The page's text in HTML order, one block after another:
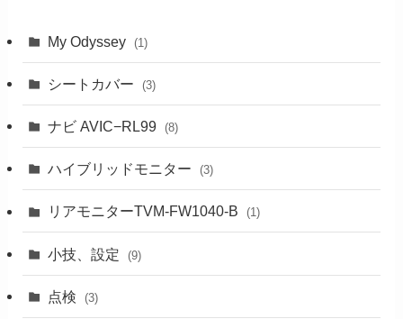
My Odyssey (1)
シートカバー (3)
ナビ AVIC−RL99 (8)
ハイブリッドモニター (3)
リアモニターTVM-FW1040-B (1)
小技、設定 (9)
点検 (3)